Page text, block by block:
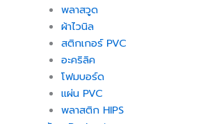
พลาสวูด
ผ้าไวนิล
สติกเกอร์ PVC
อะคริลิค
โฟมบอร์ด
แผ่น PVC
พลาสติก HIPS